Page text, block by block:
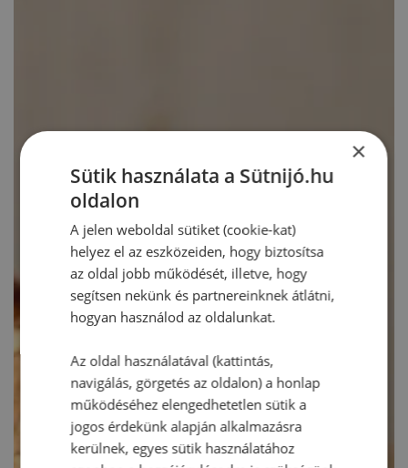
×
Sütik használata a Sütnijó.hu
oldalon
A jelen weboldal sütiket (cookie-kat)
helyez el az eszközeiden, hogy biztosítsa
az oldal jobb működését, illetve, hogy
segítsen nekünk és partnereinknek átlátni,
hogyan használod az oldalunkat.
Az oldal használatával (kattintás,
navigálás, görgetés az oldalon) a honlap
működéséhez elengedhetetlen sütik a
jogos érdekünk alapján alkalmazásra
kerülnek, egyes sütik használatához